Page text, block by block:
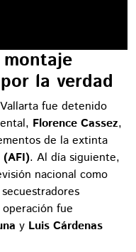
la verdad
fue detenido
Florence Cassez,
de la extinta
(AFI). Al día siguiente,
nacional como
fue
y Luis Cárdenas